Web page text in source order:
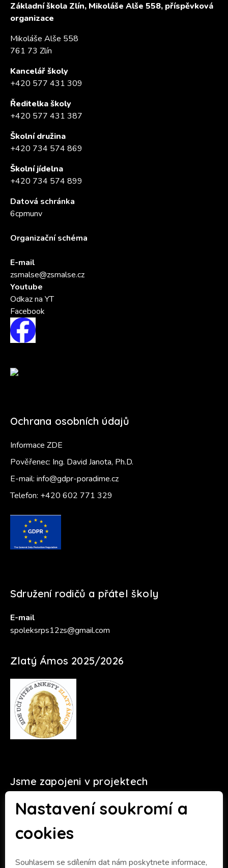
Nastavení soukromí a
cookies
Souhlasem se sdílením dat nám poskytnete informace,
Základní škola Zlín, Mikoláše Alše 558, příspěvková
organizace
Mikoláše Alše 558
761 73 Zlín
Kancelář školy
+420 577 431 309
Ředitelka školy
+420 577 431 387
Školní družina
+420 734 574 869
Školní jídelna
+420 734 574 899
Datová schránka
6cpmunv
Organizační schéma
E-mail
zsmalse@zsmalse.cz
Youtube
Odkaz na YT
Facebook
Ochrana osobních údajů
Informace ZDE
Pověřenec: Ing. David Janota, Ph.D.
E-mail: info@gdpr-poradime.cz
Telefon: +420 602 771 329
Sdružení rodičů a přátel školy
E-mail
spoleksrps12zs@gmail.com
Zlatý Ámos 2025/2026
Jsme zapojeni v projektech